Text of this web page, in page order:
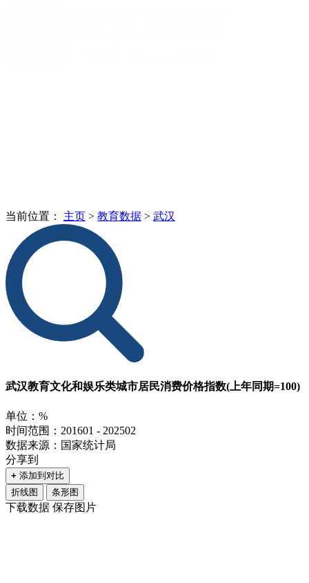
当前位置： 主页 > 教育数据 > 武汉
武汉教育文化和娱乐类城市居民消费价格指数(上年同期=100)
单位：%
时间范围：201601 - 202502
数据来源：国家统计局
分享到
+ 添加到对比
折线图
条形图
下载数据 保存图片